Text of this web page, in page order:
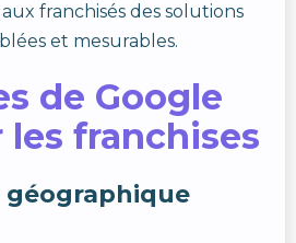
franchisés des solutions
et mesurables.
de Google
les franchises
géographique